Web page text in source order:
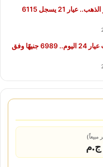
آخر تحديث لسعر الذهب.. عيار 21 يسجل 6115
سعر جرام الذهب عيار 24 اليوم.. 6989 جنيهًا وفق